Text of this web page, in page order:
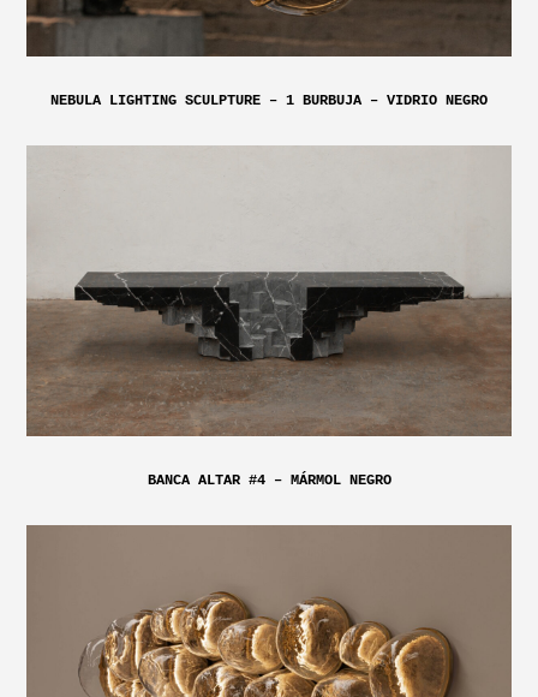
NEBULA LIGHTING SCULPTURE – 1 BURBUJA – VIDRIO NEGRO
BANCA ALTAR #4 – MÁRMOL NEGRO